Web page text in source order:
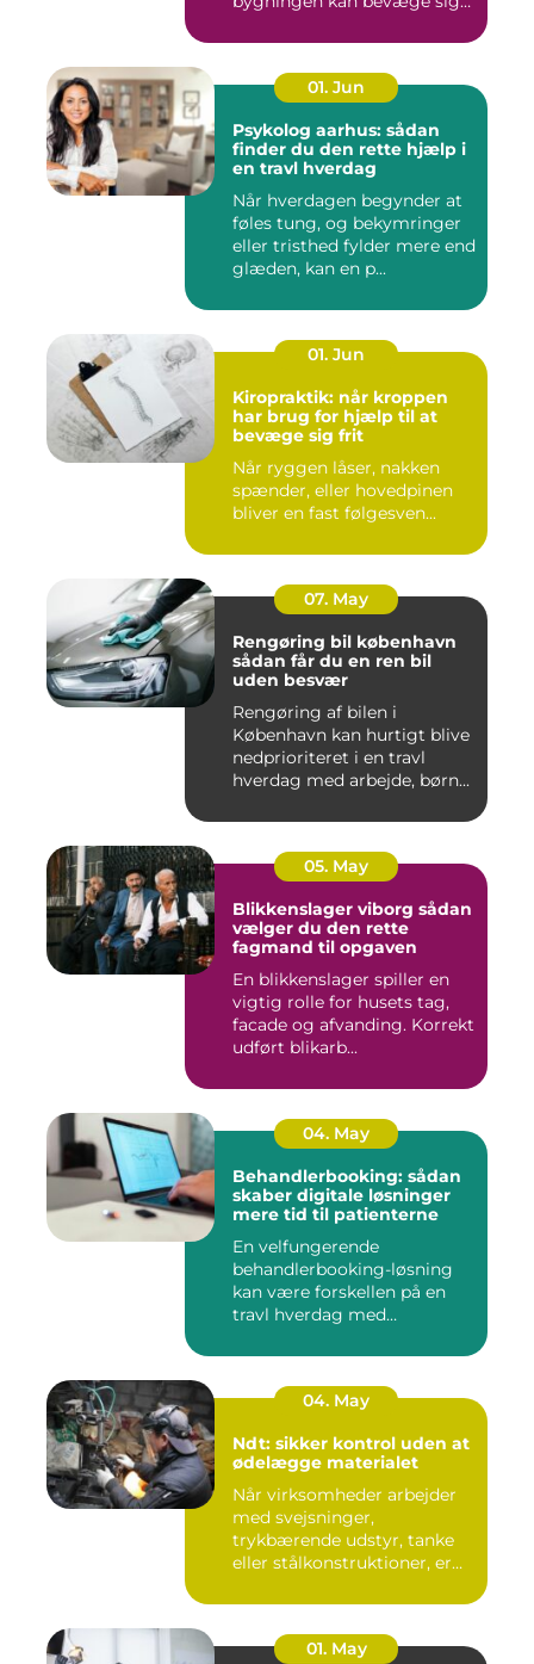
01. Jun
Psykolog aarhus: sådan
finder du den rette hjælp i
en travl hverdag
Når hverdagen begynder at
føles tung, og bekymringer
eller tristhed fylder mere end
glæden, kan en p...
01. Jun
Kiropraktik: når kroppen
har brug for hjælp til at
bevæge sig frit
Når ryggen låser, nakken
spænder, eller hovedpinen
bliver en fast følgesven...
07. May
Rengøring bil københavn
sådan får du en ren bil
uden besvær
Rengøring af bilen i
København kan hurtigt blive
nedprioriteret i en travl
hverdag med arbejde, børn...
05. May
Blikkenslager viborg sådan
vælger du den rette
fagmand til opgaven
En blikkenslager spiller en
vigtig rolle for husets tag,
facade og afvanding. Korrekt
udført blikarb...
04. May
Behandlerbooking: sådan
skaber digitale løsninger
mere tid til patienterne
En velfungerende
behandlerbooking-løsning
kan være forskellen på en
travl hverdag med
04. May
Ndt: sikker kontrol uden at
ødelægge materialet
Når virksomheder arbejder
med svejsninger,
trykbærende udstyr, tanke
eller stålkonstruktioner, er
01. May